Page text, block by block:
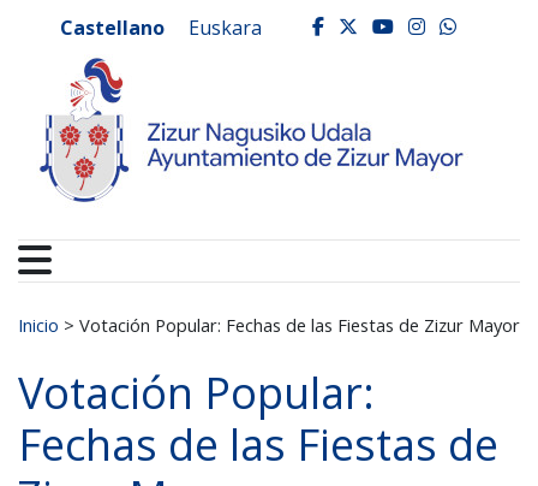
Ayuntamiento de
Castellano Euskara facebook
twitter
youtube
Buscar:
Inicio > Votación Popular: Fechas de las Fiestas de Zizur Mayor
Votación Popular:
Fechas de las Fiestas de